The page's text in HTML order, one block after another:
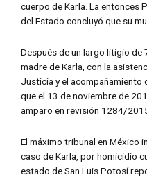
cuerpo de Karla. La entonces
del Estado concluyó que su
Después de un largo litigio de
madre de Karla, con la
Justicia y el acompañamiento
que el 13 de noviembre de
amparo en revisión 1284/
El máximo tribunal en México
caso de Karla, por homicidio
estado de San Luis Potosí